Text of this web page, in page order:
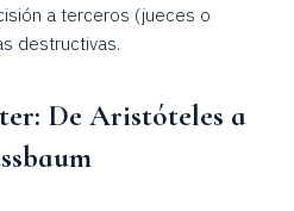
a terceros (jueces o
destructivas.
De Aristóteles a